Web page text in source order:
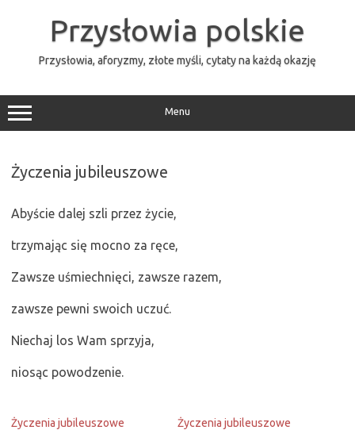
Przysłowia polskie
Przysłowia, aforyzmy, złote myśli, cytaty na każdą okazję
Menu
Życzenia jubileuszowe
Abyście dalej szli przez życie,
trzymając się mocno za ręce,
Zawsze uśmiechnięci, zawsze razem,
zawsze pewni swoich uczuć.
Niechaj los Wam sprzyja,
niosąc powodzenie.
Życzenia jubileuszowe Życzenia jubileuszowe